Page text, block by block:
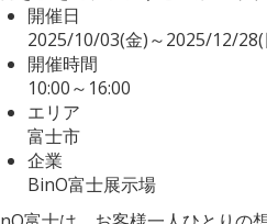
開催日
2025/10/03(金)～2025/12/28(
開催時間
10:00～16:00
エリア
富士市
企業
BinO富士展示場